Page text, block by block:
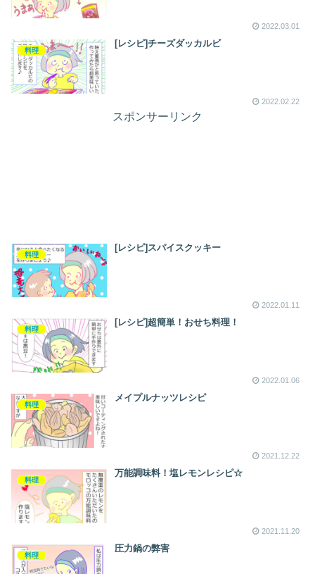
2022.03.01
料理
[レシピ]チーズダッカルビ
2022.02.22
スポンサーリンク
料理
[レシピ]スパイスクッキー
2022.01.11
料理
[レシピ]超簡単！おせち料理！
2022.01.06
料理
メイプルナッツレシピ
2021.12.22
料理
万能調味料！塩レモンレシピ☆
2021.11.20
料理
圧力鍋の弊害